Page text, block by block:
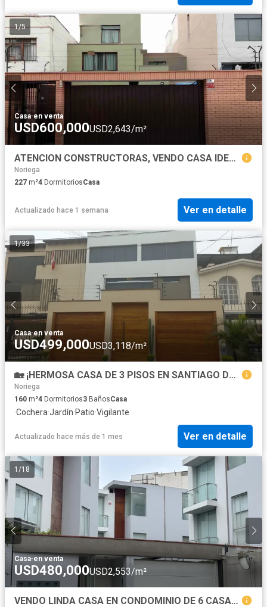
1/5
Casa·en venta
USD600,000USD2,643/m²
ATENCION CONSTRUCTORAS, VENDO CASA IDEAL PARA DESARROLLO INMOBILIARIO LAS NAZARENAS SURCO
Noriega
227 m²4 DormitoriosCasa
Actualizado hace 1 semana Ver en detalle
1/33
Casa·en venta
USD499,000USD3,118/m²
🏡 ¡HERMOSA CASA DE 3 PISOS EN SANTIAGO DE SURCO – EXCELENTE UBICACIÓN! Vive en una zona tranquila y segura, cerca a parque y avenidas principales
Noriega
160 m²4 Dormitorios3 BañosCasa
·Cochera·Jardín·Patio·Vigilante
Actualizado hace más de 1 mes Ver en detalle
1 /18
Casa·en venta
USD480,000USD2,553/m²
VENDO LINDA CASA EN CONDOMINIO DE 6 CASAS CERCA A REYNALDO VIVANCO Y PRECURSORES